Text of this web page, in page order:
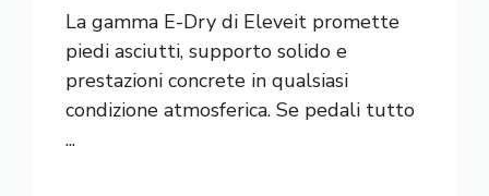
La gamma E-Dry di Eleveit promette
piedi asciutti, supporto solido e
prestazioni concrete in qualsiasi
condizione atmosferica. Se pedali tutto
...